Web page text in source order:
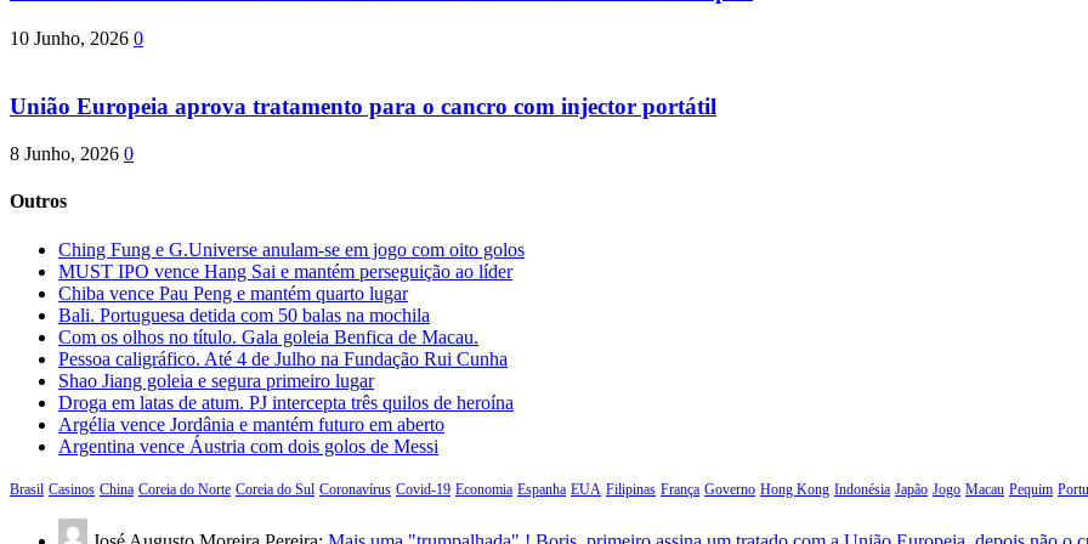
10 Junho, 2026 0
União Europeia aprova tratamento para o cancro com injector portátil
8 Junho, 2026 0
Outros
Ching Fung e G.Universe anulam-se em jogo com oito golos
MUST IPO vence Hang Sai e mantém perseguição ao líder
Chiba vence Pau Peng e mantém quarto lugar
Bali. Portuguesa detida com 50 balas na mochila
Com os olhos no título. Gala goleia Benfica de Macau.
Pessoa caligráfico. Até 4 de Julho na Fundação Rui Cunha
Shao Jiang goleia e segura primeiro lugar
Droga em latas de atum. PJ intercepta três quilos de heroína
Argélia vence Jordânia e mantém futuro em aberto
Argentina vence Áustria com dois golos de Messi
Brasil Casinos China Coreia do Norte Coreia do Sul Coronavírus Covid-19 Economia Espanha EUA Filipinas França Governo Hong Kong Indonésia Japão Jogo Macau Pequim